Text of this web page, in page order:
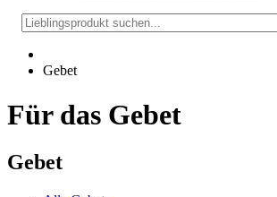
Gebet
Für das Gebet
Gebet